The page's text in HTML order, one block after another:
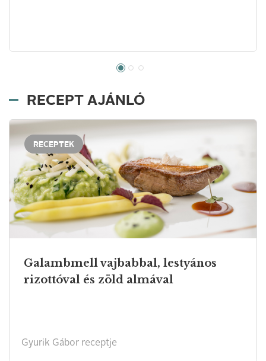
RECEPT AJÁNLÓ
RECEPTEK
Galambmell vajbabbal, lestyános
rizottóval és zöld almával
Gyurik Gábor receptje